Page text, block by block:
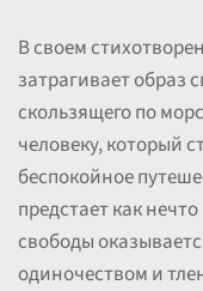
В своем
затрагивает образ
скользящего по
человеку, который
беспокойное
предстает как
свободы
одиночеством и